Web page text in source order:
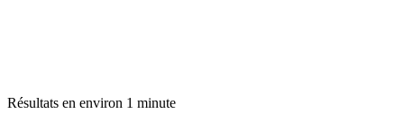
Résultats en environ 1 minute